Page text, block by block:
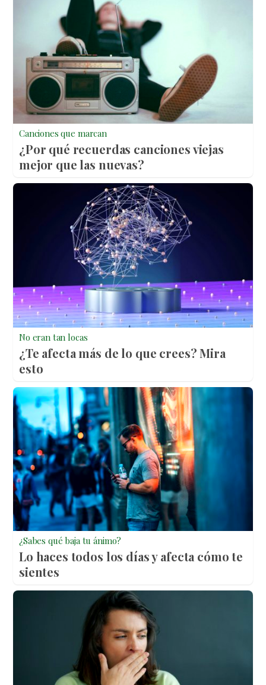
Canciones que marcan
¿Por qué recuerdas canciones viejas
mejor que las nuevas?
No eran tan locas
¿Te afecta más de lo que crees? Mira
esto
¿Sabes qué baja tu ánimo?
Lo haces todos los días y afecta cómo te
sientes